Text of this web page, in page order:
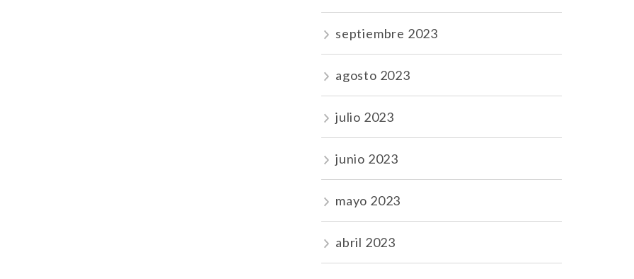
septiembre 2023
agosto 2023
julio 2023
junio 2023
mayo 2023
abril 2023